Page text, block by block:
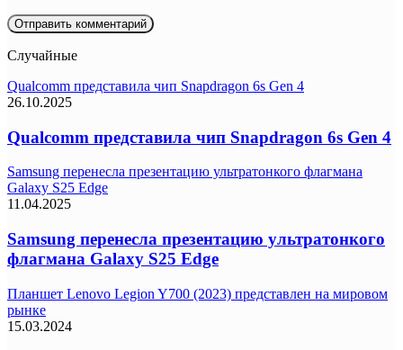
Случайные
Qualcomm представила чип Snapdragon 6s Gen 4
26.10.2025
Qualcomm представила чип Snapdragon 6s Gen 4
Samsung перенесла презентацию ультратонкого флагмана
Galaxy S25 Edge
11.04.2025
Samsung перенесла презентацию ультратонкого
флагмана Galaxy S25 Edge
Планшет Lenovo Legion Y700 (2023) представлен на мировом
рынке
15.03.2024